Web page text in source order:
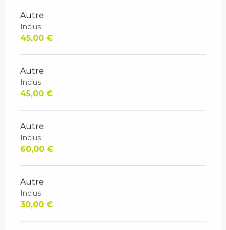
Autre
Inclus
45,00 €
Autre
Inclus
45,00 €
Autre
Inclus
60,00 €
Autre
Inclus
30,00 €